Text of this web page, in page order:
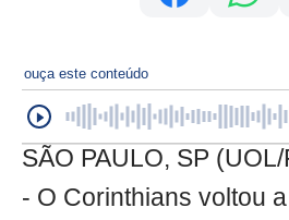
ouça este conteúdo
SÃO PAULO, SP
- O Corinthians voltou